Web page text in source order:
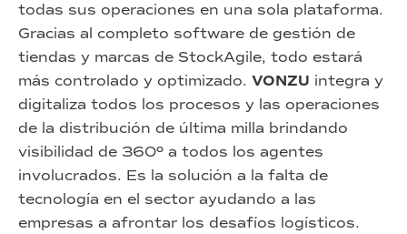
todas sus operaciones en una sola plataforma.
Gracias al completo software de gestión de
tiendas y marcas de StockAgile, todo estará
más controlado y optimizado. VONZU integra y
digitaliza todos los procesos y las operaciones
de la distribución de última milla brindando
visibilidad de 360º a todos los agentes
involucrados. Es la solución a la falta de
tecnología en el sector ayudando a las
empresas a afrontar los desafíos logísticos.